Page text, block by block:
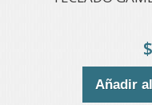
Añadir